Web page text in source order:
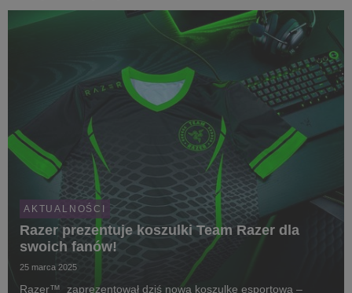
AKTUALNOŚCI
Razer prezentuje koszulki Team Razer dla
swoich fanów!
25 marca 2025
Razer™ zaprezentował dziś nową koszulkę esportową –